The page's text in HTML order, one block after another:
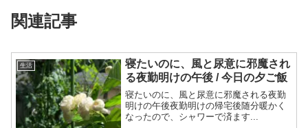
関連記事
生活
寝たいのに、風と尿意に邪魔され
る夜勤明けの午後 / 今日の夕ご飯
寝たいのに、風と尿意に邪魔される夜勤
明けの午後夜勤明けの帰宅後随分暖かく
なったので、シャワーで済ます...